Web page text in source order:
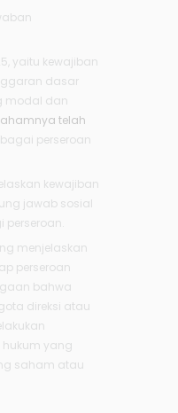
yaitu kewajiban
dasar
modal dan
telah
perseroan
kewajiban
jawab sosial
menjelaskan
perseroan
bahwa
direksi atau
yang
saham atau